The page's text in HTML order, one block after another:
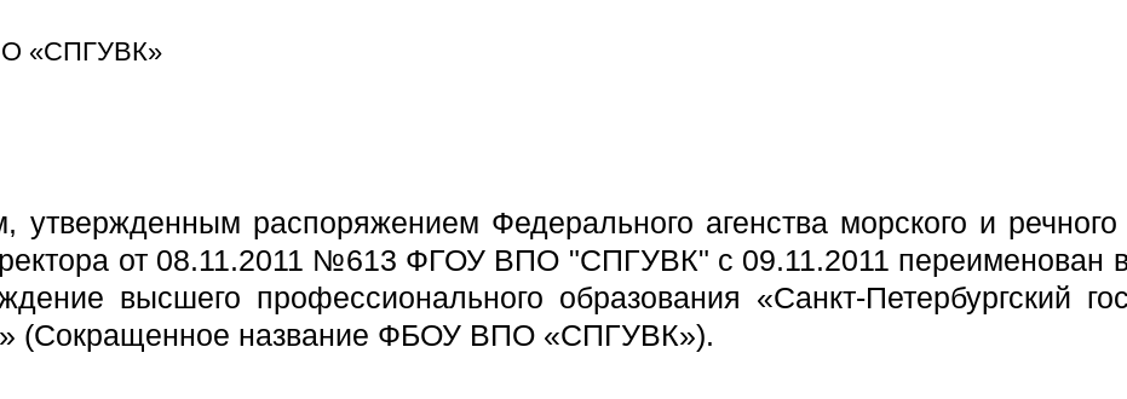
«СПГУВК»
утвержденным распоряжением Федерального агенства морского и речного
от 08.11.2011 №613 ФГОУ ВПО "СПГУВК" с 09.11.2011 переименован
высшего профессионального образования «Санкт-Петербургский
(Сокращенное название ФБОУ ВПО «СПГУВК»).